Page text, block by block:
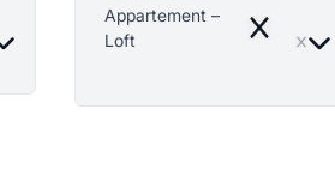
Appartement –
Loft
Remove